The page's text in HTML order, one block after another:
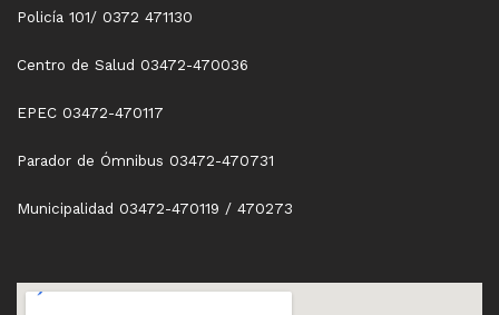
Policía 101/ 0372 471130
Centro de Salud 03472-470036
EPEC 03472-470117
Parador de Ómnibus 03472-470731
Municipalidad 03472-470119 / 470273